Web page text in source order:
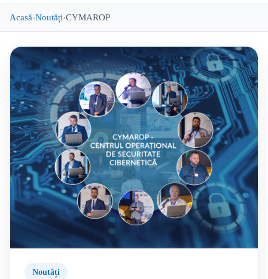
Acasă Noutăți CYMAROP
Noutăți